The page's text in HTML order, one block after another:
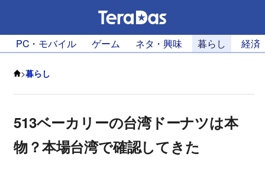
PC・モバイル ゲーム ネタ・興味 暮らし 経済
>暮らし
513ベーカリーの台湾ドーナツは本
物？本場台湾で確認してきた